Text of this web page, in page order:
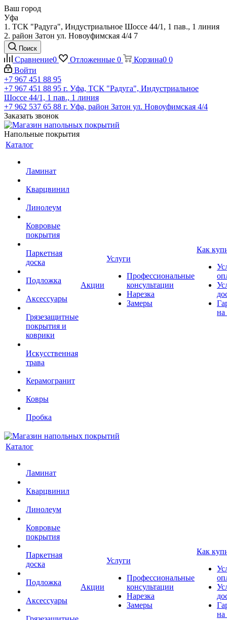
Ваш город
Уфа
1. ТСК "Радуга", Индустриальное Шоссе 44/1, 1 пав., 1 линия
2. район Затон ул. Новоуфимская 4/4 7
Поиск
Сравнение0 Отложенные 0 Корзина0 0
Войти
+7 967 451 88 95
+7 967 451 88 95 г. Уфа, ТСК "Радуга", Индустриальное
Шоссе 44/1, 1 пав., 1 линия
+7 962 537 65 88 г. Уфа, район Затон ул. Новоуфимская 4/4
Заказать звонок
Напольные покрытия
Каталог
Ламинат
Кварцвинил
Линолеум
Ковровые
покрытия
Паркетная
доска
Подложка
Аксессуары
Грязезащитные
покрытия и
коврики
Искусственная
трава
Керамогранит
Ковры
Пробка
Акции
Услуги
Профессиональные
консультации
Нарезка
Замеры
Как
на
Каталог
Ламинат
Кварцвинил
Линолеум
Ковровые
покрытия
Паркетная
доска
Подложка
Аксессуары
Акции
Услуги
Профессиональные
консультации
Нарезка
Замеры
Как
на